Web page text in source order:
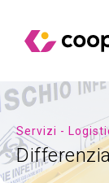
Servizi -